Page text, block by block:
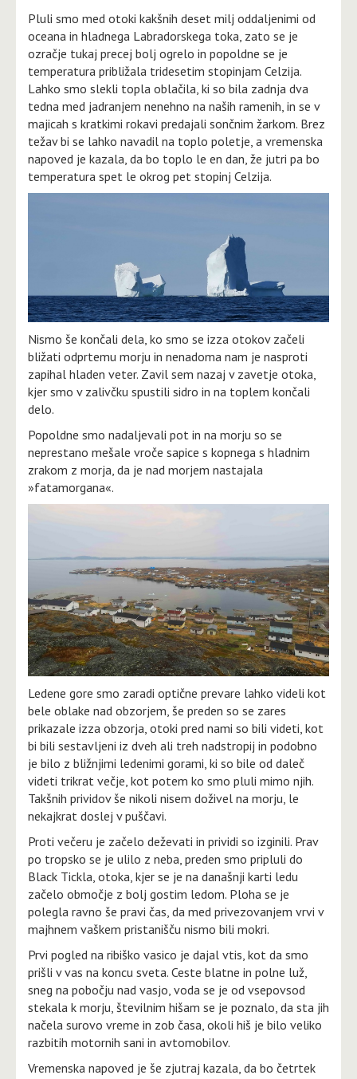
Pluli smo med otoki kakšnih deset milj oddaljenimi od
oceana in hladnega Labradorskega toka, zato se je
ozračje tukaj precej bolj ogrelo in popoldne se je
temperatura približala tridesetim stopinjam Celzija.
Lahko smo slekli topla oblačila, ki so bila zadnja dva
tedna med jadranjem nenehno na naših ramenih, in se v
majicah s kratkimi rokavi predajali sončnim žarkom. Brez
težav bi se lahko navadil na toplo poletje, a vremenska
napoved je kazala, da bo toplo le en dan, že jutri pa bo
temperatura spet le okrog pet stopinj Celzija.
Nismo še končali dela, ko smo se izza otokov začeli
bližati odprtemu morju in nenadoma nam je nasproti
zapihal hladen veter. Zavil sem nazaj v zavetje otoka,
kjer smo v zalivčku spustili sidro in na toplem končali
delo.
Popoldne smo nadaljevali pot in na morju so se
neprestano mešale vroče sapice s kopnega s hladnim
zrakom z morja, da je nad morjem nastajala
»fatamorgana«.
Ledene gore smo zaradi optične prevare lahko videli kot
bele oblake nad obzorjem, še preden so se zares
prikazale izza obzorja, otoki pred nami so bili videti, kot
bi bili sestavljeni iz dveh ali treh nadstropij in podobno
je bilo z bližnjimi ledenimi gorami, ki so bile od daleč
videti trikrat večje, kot potem ko smo pluli mimo njih.
Takšnih prividov še nikoli nisem doživel na morju, le
nekajkrat doslej v puščavi.
Proti večeru je začelo deževati in prividi so izginili. Prav
po tropsko se je ulilo z neba, preden smo pripluli do
Black Tickla, otoka, kjer se je na današnji karti ledu
začelo območje z bolj gostim ledom. Ploha se je
polegla ravno še pravi čas, da med privezovanjem vrvi v
majhnem vaškem pristanišču nismo bili mokri.
Prvi pogled na ribiško vasico je dajal vtis, kot da smo
prišli v vas na koncu sveta. Ceste blatne in polne luž,
sneg na pobočju nad vasjo, voda se je od vsepovsod
stekala k morju, številnim hišam se je poznalo, da sta jih
načela surovo vreme in zob časa, okoli hiš je bilo veliko
razbitih motornih sani in avtomobilov.
Vremenska napoved je še zjutraj kazala, da bo četrtek